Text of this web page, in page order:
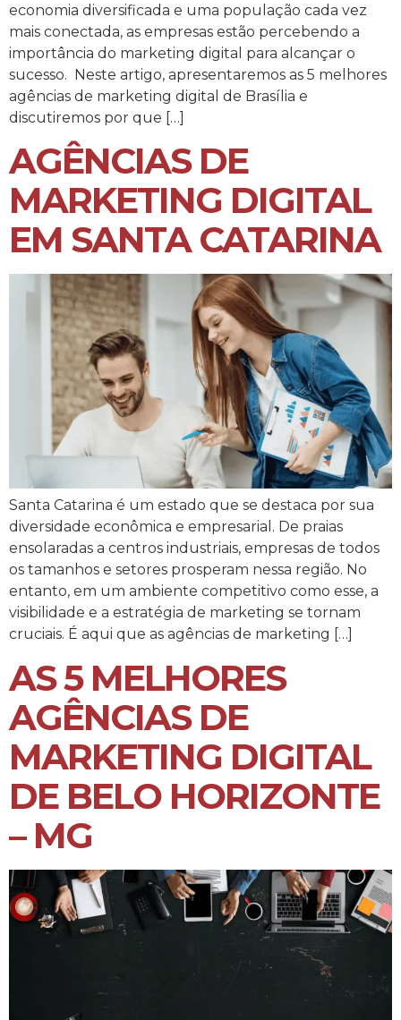
economia diversificada e uma população cada vez
mais conectada, as empresas estão percebendo a
importância do marketing digital para alcançar o
sucesso. Neste artigo, apresentaremos as 5 melhores
agências de marketing digital de Brasília e
discutiremos por que […]
AGÊNCIAS DE
MARKETING DIGITAL
EM SANTA CATARINA
Santa Catarina é um estado que se destaca por sua
diversidade econômica e empresarial. De praias
ensolaradas a centros industriais, empresas de todos
os tamanhos e setores prosperam nessa região. No
entanto, em um ambiente competitivo como esse, a
visibilidade e a estratégia de marketing se tornam
cruciais. É aqui que as agências de marketing […]
AS 5 MELHORES
AGÊNCIAS DE
MARKETING DIGITAL
DE BELO HORIZONTE
– MG